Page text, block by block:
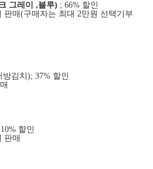
그레이 ,블루) ; 66% 할인
판매(구매자는 최대 2만원 선택기부
방김치); 37% 할인
할인
판매